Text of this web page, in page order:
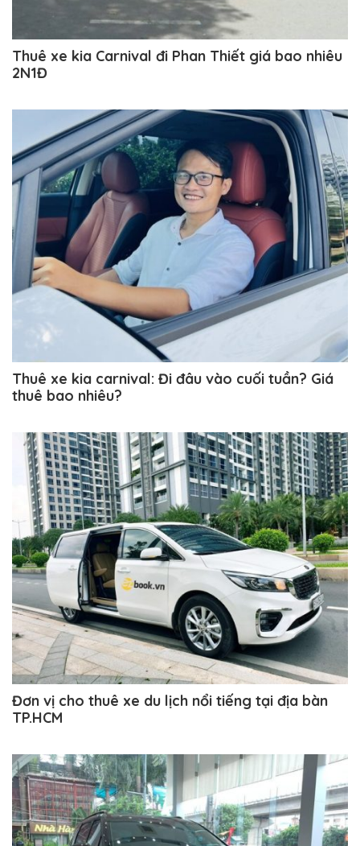
Thuê xe kia Carnival đi Phan Thiết giá bao nhiêu
2N1Đ
Thuê xe kia carnival: Đi đâu vào cuối tuần? Giá
thuê bao nhiêu?
Đơn vị cho thuê xe du lịch nổi tiếng tại địa bàn
TP.HCM